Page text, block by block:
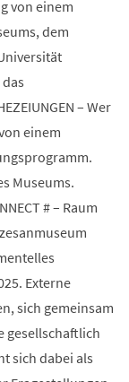
von einem
dem
– Wer
einem
Museums.
# – Raum
Externe
sich gemeinsam
gesellschaftlich
sich dabei als